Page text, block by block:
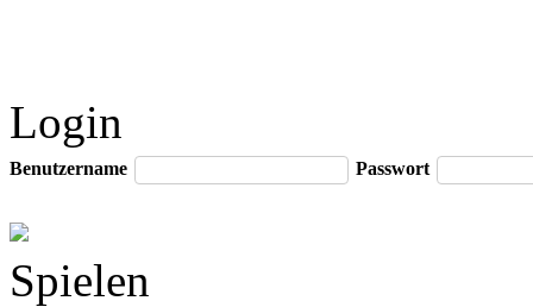
Login
Benutzername Passwort
Spielen